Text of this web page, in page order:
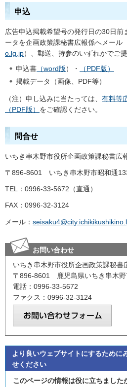
申込
広告申込掲載希望号の発行日の30日前
ータを企画政策課秘書広報係へメール
o.lg.jp）、郵送、持参のいずれかでご
申込書 （word版）・ （PDF版）
掲載データ（画像、PDF等）
（注）申し込みに当たっては、 有料等
（PDF版） をご確認ください。
問合せ
いちき串木野市役所企画政策課秘書広
〒896-8601 いちき串木野市昭和通
TEL：0996-33-5672（直通）
FAX：0996-32-3124
メール：
お問い合わせ
いちき串木野市役所企画政策課秘書
〒896-8601 鹿児島県いちき串木野
電話：0996-33-5672
ファクス：0996-32-3124
より良いウェブサイトにするために
せください
このページの情報は役に立ちました